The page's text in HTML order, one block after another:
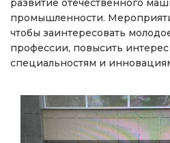
развитие отечественного
промышленности.
чтобы заинтересовать
профессии, повысить
специальностям и